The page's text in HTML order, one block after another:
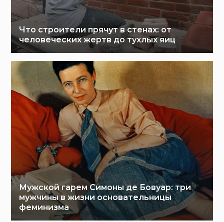
Что строители прячут в стенах: от
человеческих жертв до тухлых яиц
Мужской гарем Симоны де Бовуар: три
мужчины в жизни основательницы
феминизма